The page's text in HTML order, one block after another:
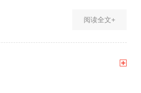
阅读全文+